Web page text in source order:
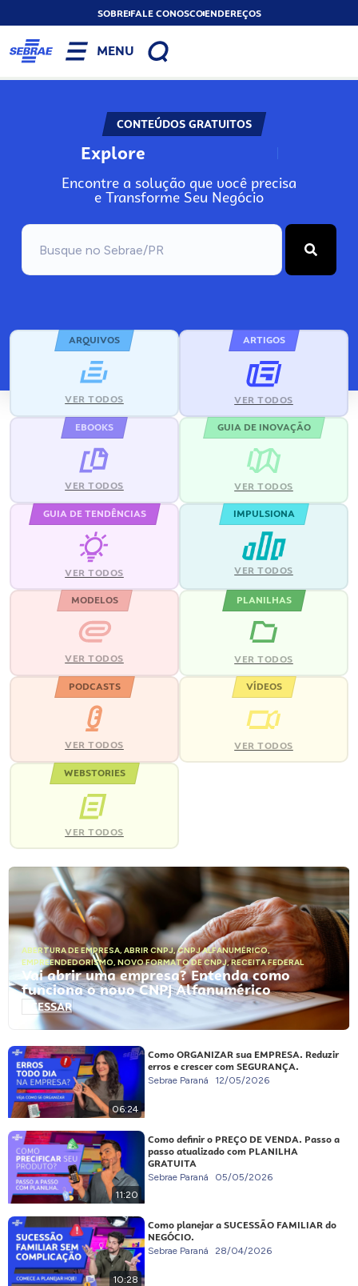
SOBREFALE CONOSCOENDEREÇOS
MENU
CONTEÚDOS GRATUITOS
Explore N
Encontre a solução que você precisa
e Transforme Seu Negócio
ARQUIVOS
VER TODOS
ARTIGOS
VER TODOS
EBOOKS
VER TODOS
GUIA DE INOVAÇÃO
VER TODOS
GUIA DE TENDÊNCIAS
VER TODOS
IMPULSIONA
VER TODOS
MODELOS
VER TODOS
PLANILHAS
VER TODOS
PODCASTS
VER TODOS
VÍDEOS
VER TODOS
WEBSTORIES
VER TODOS
ABERTURA DE EMPRESA, ABRIR CNPJ,CNPJ ALFANUMÉRICO,
EMPREENDEDORISMO, NOVO FORMATO DE CNPJ,RECEITA FEDERAL
Vai abrir uma empresa? Entenda como
funciona o novo CNPJ Alfanumérico
ACESSAR
06:24
Como ORGANIZAR sua EMPRESA. Reduzir
erros e crescer com SEGURANÇA.
Sebrae Paraná 12/05/2026
11:20
Como definir o PREÇO DE VENDA. Passo a
passo atualizado com PLANILHA
GRATUITA
Sebrae Paraná 05/05/2026
10:28
Como planejar a SUCESSÃO FAMILIAR do
NEGÓCIO.
Sebrae Paraná 28/04/2026